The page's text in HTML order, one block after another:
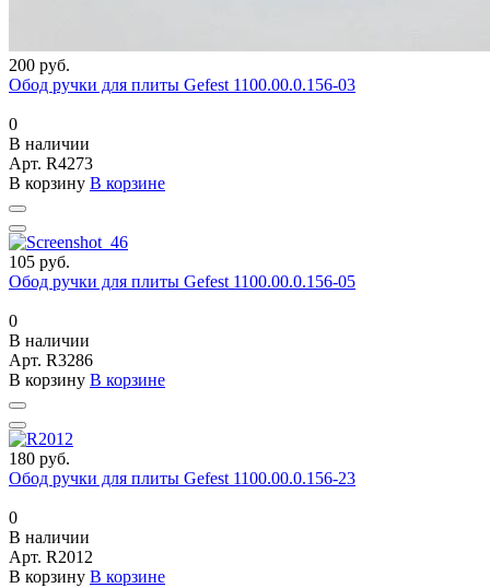
200 руб.
Обод ручки для плиты Gefest 1100.00.0.156-03
0
В наличии
Арт. R4273
В корзину В корзине
105 руб.
Обод ручки для плиты Gefest 1100.00.0.156-05
0
В наличии
Арт. R3286
В корзину В корзине
180 руб.
Обод ручки для плиты Gefest 1100.00.0.156-23
0
В наличии
Арт. R2012
В корзину В корзине